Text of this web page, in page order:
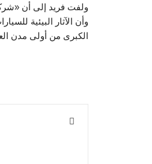
ولفت فريد إلى أن
وأن الآثار البيئية
الكبرى من أولى مدن